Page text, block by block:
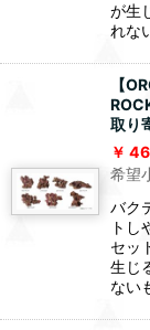
が生
れな
【
取り
希望
バク
ト
セッ
生じ
ない